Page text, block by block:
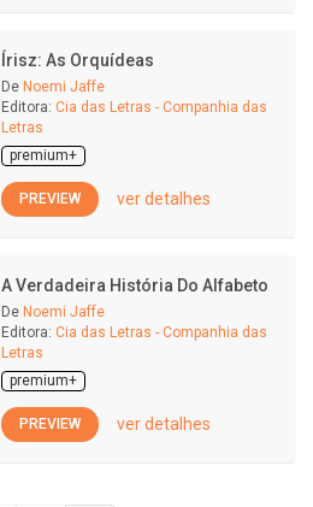
Írisz: As Orquídeas
De Noemi Jaffe
Editora: Cia das Letras - Companhia das
Letras
premium+
PREVIEW ver detalhes
A Verdadeira História Do Alfabeto
De Noemi Jaffe
Editora: Cia das Letras - Companhia das
Letras
premium+
PREVIEW ver detalhes